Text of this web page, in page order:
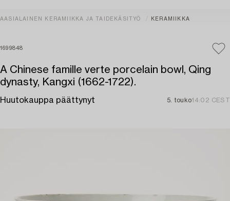
AASIALAINEN KERAMIIKKA JA TAIDEKÄSITYÖ KERAMIIKKA
1699848
A Chinese famille verte porcelain bowl, Qing
dynasty, Kangxi (1662-1722).
Huutokauppa päättynyt 5. touko14:02 CEST